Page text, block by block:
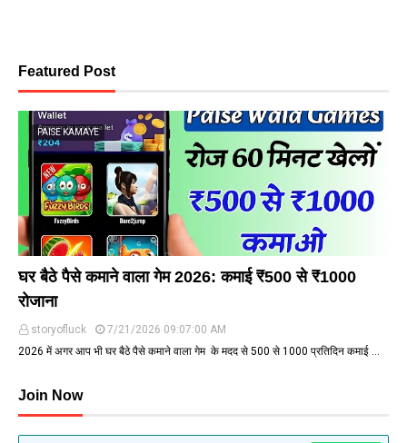
Featured Post
PAISE KAMAYE
घर बैठे पैसे कमाने वाला गेम 2026: कमाई ₹500 से ₹1000
रोजाना
storyofluck
7/21/2026 09:07:00 AM
2026 में अगर आप भी घर बैठे पैसे कमाने वाला गेम के मदद से ₹500 से ₹1000 प्रतिदिन कमाई …
Join Now